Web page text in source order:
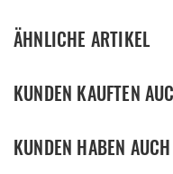
ÄHNLICHE ARTIKEL
KUNDEN KAUFTEN
KUNDEN HABEN